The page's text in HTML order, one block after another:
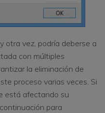
otra vez, podría deberse a
con múltiples
la eliminación de
proceso varias veces. Si
está afectando su
para